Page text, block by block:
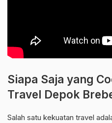
Siapa Saja yang
Travel Depok
Salah satu kekuatan travel